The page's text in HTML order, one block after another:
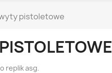
pistoletowe
replik asg.